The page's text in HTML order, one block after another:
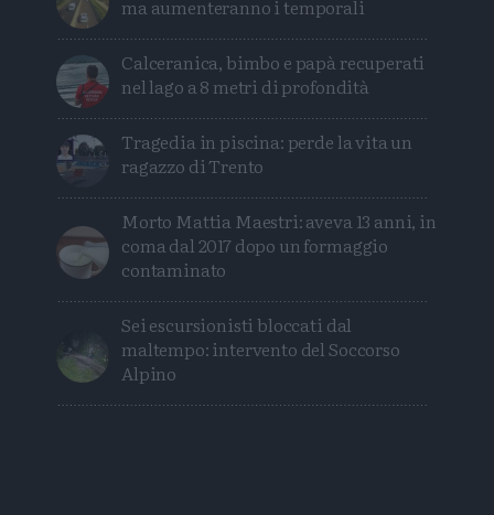
ma aumenteranno i temporali
Calceranica, bimbo e papà recuperati
nel lago a 8 metri di profondità
Tragedia in piscina: perde la vita un
ragazzo di Trento
Morto Mattia Maestri: aveva 13 anni, in
coma dal 2017 dopo un formaggio
contaminato
Sei escursionisti bloccati dal
maltempo: intervento del Soccorso
Alpino